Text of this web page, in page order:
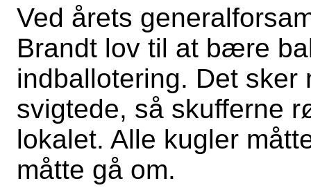
Ved årets
Brandt lov til at bære
indballotering. Det
svigtede, så skufferne
lokalet. Alle kugler
måtte gå om.